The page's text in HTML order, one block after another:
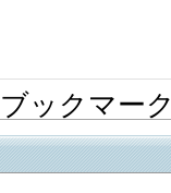
ブックマー